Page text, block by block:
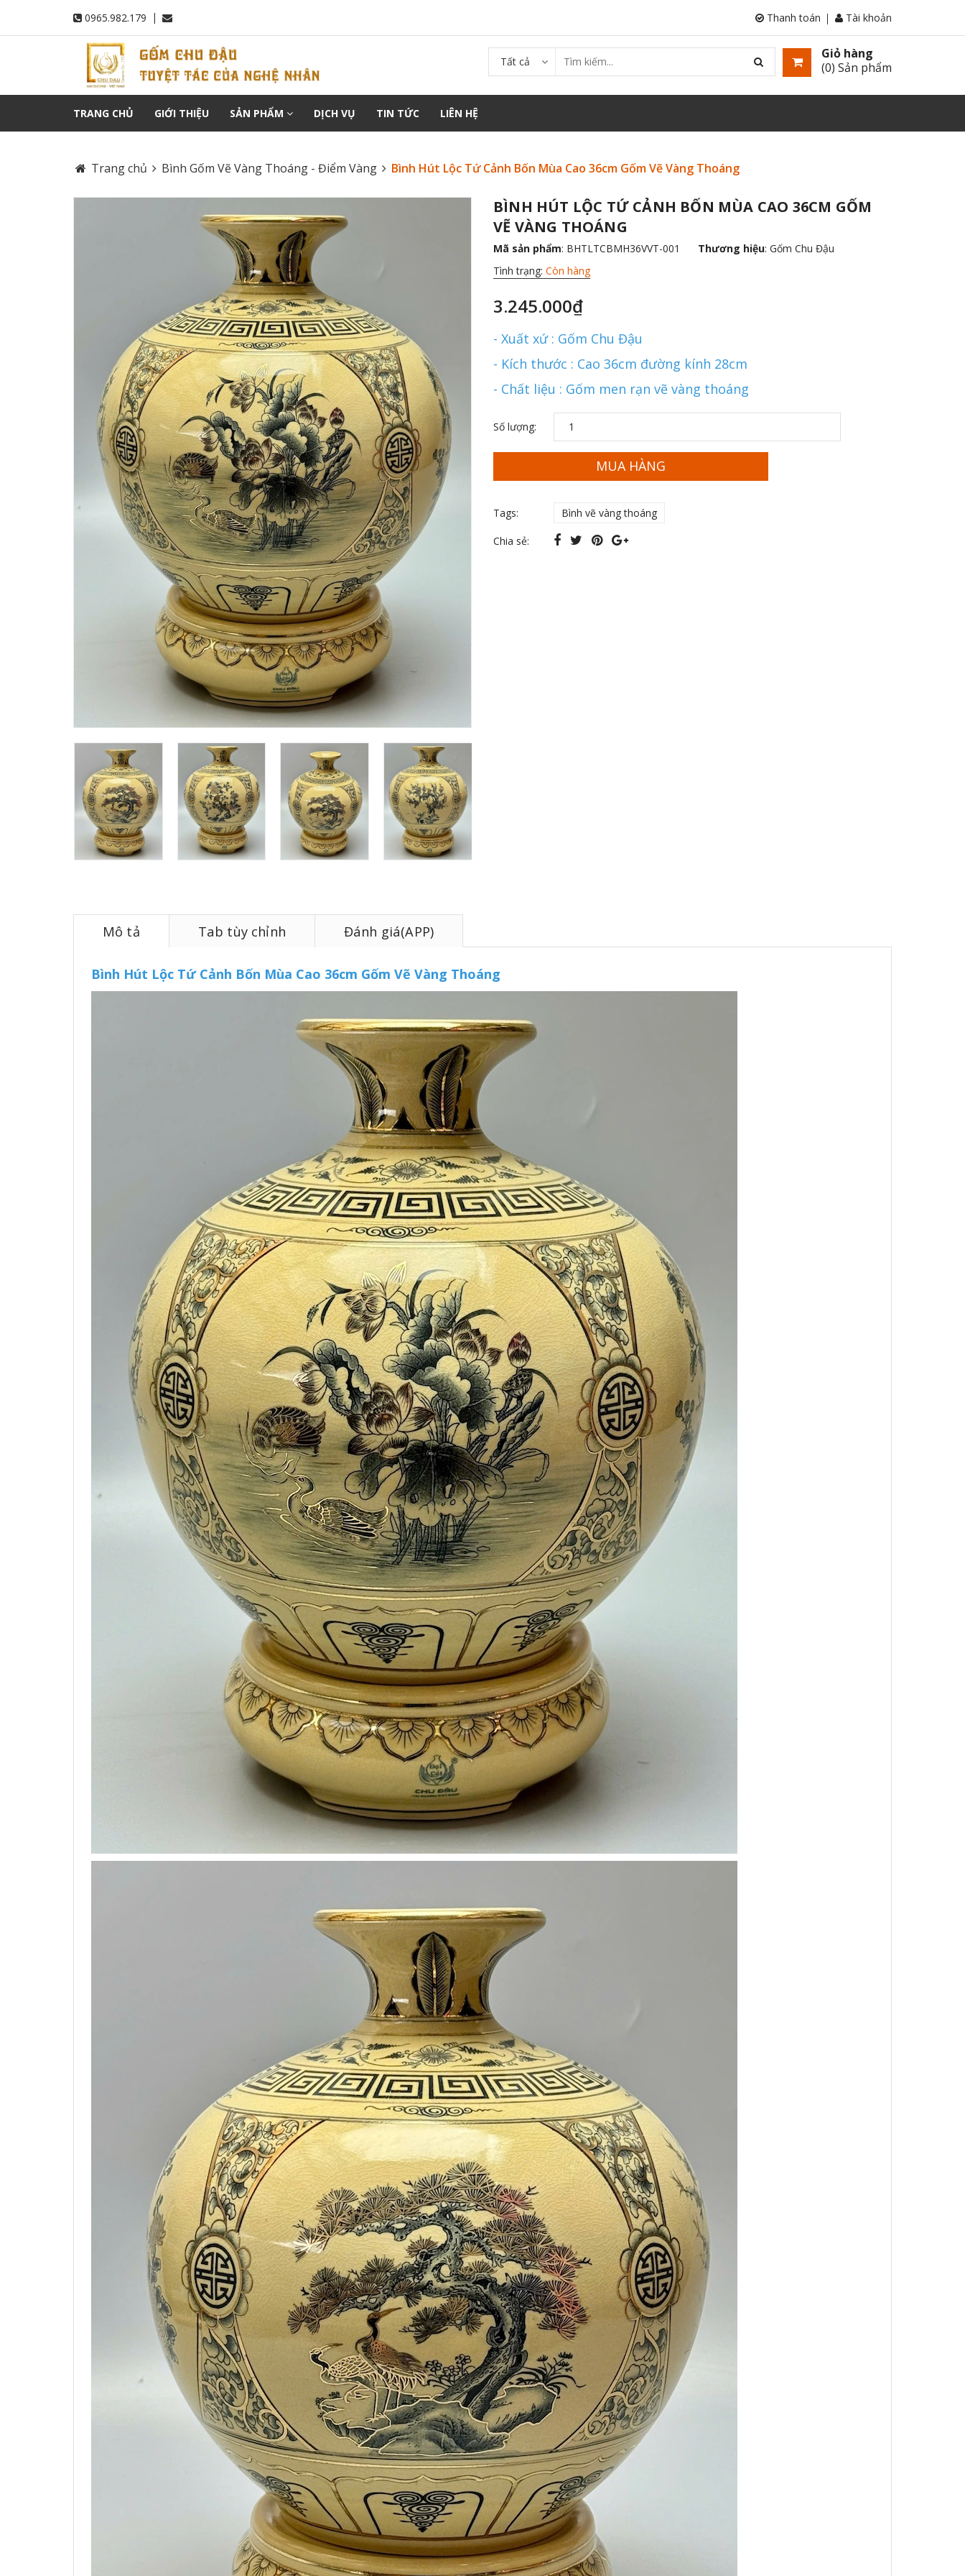
0965.982.179 | Tài khoản
Thanh toán
Giỏ hàng
(0) Sản phẩm
Tất cả
TRANG CHỦ GIỚI THIỆU SẢN PHẨM DỊCH VỤ TIN TỨC LIÊN HỆ
Trang chủ Bình Gốm Vẽ Vàng Thoáng - Điểm Vàng Bình Hút Lộc Tứ Cảnh Bốn Mùa Cao 36cm Gốm Vẽ Vàng Thoáng
BÌNH HÚT LỘC TỨ CẢNH BỐN MÙA CAO 36CM GỐM
VẼ VÀNG THOÁNG
Mã sản phẩm: BHTLTCBMH36VVT-001 Thương hiệu: Gốm Chu Đậu
Tình trạng: Còn hàng
3.245.000₫
- Xuất xứ : Gốm Chu Đậu
- Kích thước : Cao 36cm đường kính 28cm
- Chất liệu : Gốm men rạn vẽ vàng thoáng
Số lượng:
MUA HÀNG
Tags: Bình vẽ vàng thoáng
Chia sẻ:
Mô tả Tab tùy chỉnh Đánh giá(APP)
Bình Hút Lộc Tứ Cảnh Bốn Mùa Cao 36cm Gốm Vẽ Vàng Thoáng